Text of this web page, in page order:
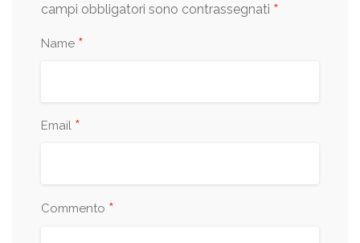
campi obbligatori sono contrassegnati *
Name *
Email *
Commento *